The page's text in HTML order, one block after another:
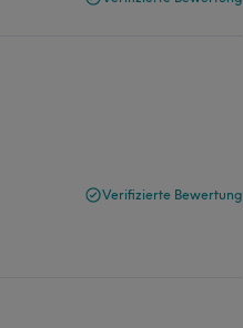
Verifizierte Bewertung